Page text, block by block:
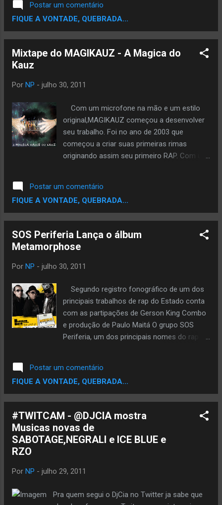
falando do Emicida. Na Reunião de Balanço
no ano passado, traçamos planos/metas
para 2011, e não só alcançamos todas elas
muito! Começamos o ano sendo
música do mundo. E, curiosamente,
dia. Primeiro, o convite para o Coachella
(novela a parte... Rs), e depois Rock In Rio,
onde Emicida se apresenta no dia 30 de
setembro, ao lado de Martinho da Vila e
Cidade Negra. É muita Emoção! Um
passagem Pelos EUA, gravamos um EP com
a dupla de produtores Beatnick & Ksalaam,
que produziram 50 Cent, Talib Kweli, Sizzla, ...
Postar um comentário
FIQUE A VONTADE, QUEBRADA...
Mixtape do MAGIKAUZ‏ - A Magica do
Kauz
Por NP - julho 30, 2011
Com um microfone na mão e um estilo
original,MAGIKAUZ começou a desenvolver
seu trabalho. Foi no ano de 2003 que
começou a criar suas primeiras rimas
originando assim seu primeiro RAP. Com um
Mágica Nasce Do Kauz. Para fazer o
DOWNLOAD da mixtape,basta acessar
www.myspace.com/magikauz e clicar abaixo
Postar um comentário
FIQUE A VONTADE, QUEBRADA...
SOS Periferia Lança o álbum
Metamorphose
Por NP - julho 30, 2011
Segundo registro fonográfico de um dos
principais trabalhos de rap do Estado conta
com as partipações de Gerson King Combo
e produção de Paulo Maitá O grupo SOS
Periferia, um dos principais nomes do rap
Hip-Hop, que integra a programação da
Conexão Vivo. O show marca o lançamento
do novo trabalho do grupo, o CD
com as participações dos rappers do Duelo
de MCs e de MV Bill (RJ). Quando o grupo
SOS Periferia lançou, em 2002, o CD
poderiam imaginar que aquele seria um dos
produzido em Minas Gerais. Não demorou
Postar um comentário
FIQUE A VONTADE, QUEBRADA...
#TWITCAM - @DJCIA mostra
Musicas novas de
SABOTAGE,NEGRALI e ICE BLUE e
RZO
Por NP - julho 29, 2011
Pra quem segui o DjCia no Twitter ja sabe que